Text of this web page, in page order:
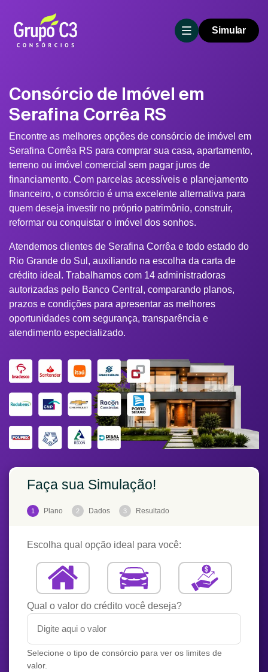
Simular
Consórcio de Imóvel em
Serafina Corrêa RS
Encontre as melhores opções de consórcio de imóvel em
Serafina Corrêa RS para comprar sua casa, apartamento,
terreno ou imóvel comercial sem pagar juros de
financiamento. Com parcelas acessíveis e planejamento
financeiro, o consórcio é uma excelente alternativa para
quem deseja investir no próprio patrimônio, construir,
reformar ou conquistar o imóvel dos sonhos.
Atendemos clientes de Serafina Corrêa e todo estado do
Rio Grande do Sul, auxiliando na escolha da carta de
crédito ideal. Trabalhamos com 14 administradoras
autorizadas pelo Banco Central, comparando planos,
prazos e condições para apresentar as melhores
oportunidades com segurança, transparência e
atendimento especializado.
Faça sua Simulação!
1 Plano 2 Dados 3 Resultado
Escolha qual opção ideal para você:
Qual o valor do crédito você deseja?
Selecione o tipo de consórcio para ver os limites de
valor.